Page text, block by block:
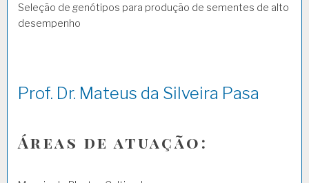
Seleção de genótipos para produção de sementes de alto
desempenho
Prof. Dr. Mateus da Silveira Pasa
Áreas de atuação: